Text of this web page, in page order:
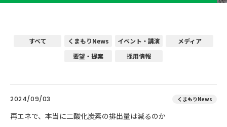
すべて くまもりNews イベント・講演
メディア
要望・提案
採用情報
2024/09/03 くまもりNews
再エネで、本当に二酸化炭素の排出量は減るのか